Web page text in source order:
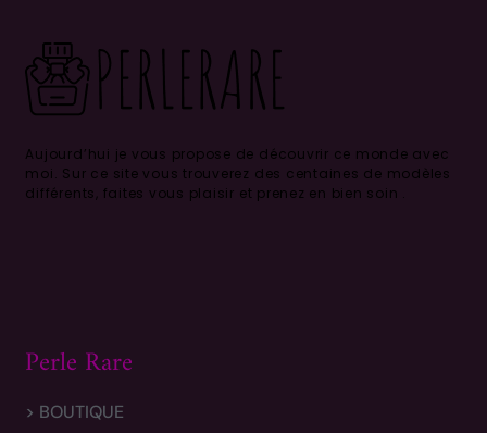
Aujourd’hui je vous propose de découvrir ce monde avec
moi. Sur ce site vous trouverez des centaines de modèles
différents, faites vous plaisir et prenez en bien soin .
Perle Rare
> BOUTIQUE